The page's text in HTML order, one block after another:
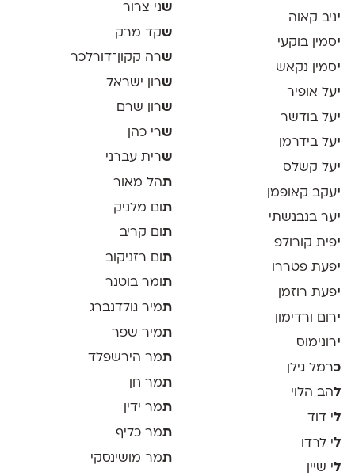
יניב קאוה
יסמין בוקעי
יסמין נקאש
יעל אופיר
יעל בודשר
יעל בידרמן
יעל קשלס
יעקב קאופמן
יער בנבנשתי
יפית קורולפ
יפעת פטררו
יפעת רוזמן
ירום ורדימון
ירונימוס
כרמל גילן
להב הלוי
לי דוד
לי לרדו
לי שיין
שני צרור
שקד מרק
שרה קקון־דורלכר
שרון ישראל
שרון שרם
שרי כהן
שרית עברני
תהל מאור
ת ום מלניק
תום קריב
ת ום רזניקוב
תומר בוטנר
תמיר גולדנברג
תמיר שפר
תמר הירשפלד
תמר חן
תמר ידין
תמר כליף
תמר מושינסקי